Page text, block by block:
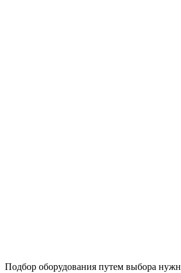
Подбор оборудования путем выбора